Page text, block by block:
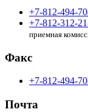
+7-812-494-
+7-812-312-
приемная
Факс
+7-812-494-
Почта